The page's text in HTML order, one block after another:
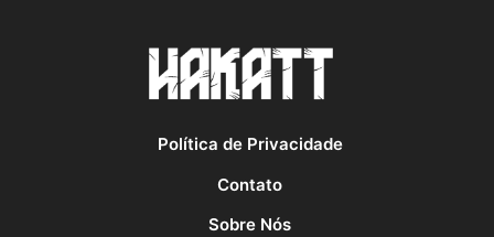
Política de Privacidade
Contato
Sobre Nós